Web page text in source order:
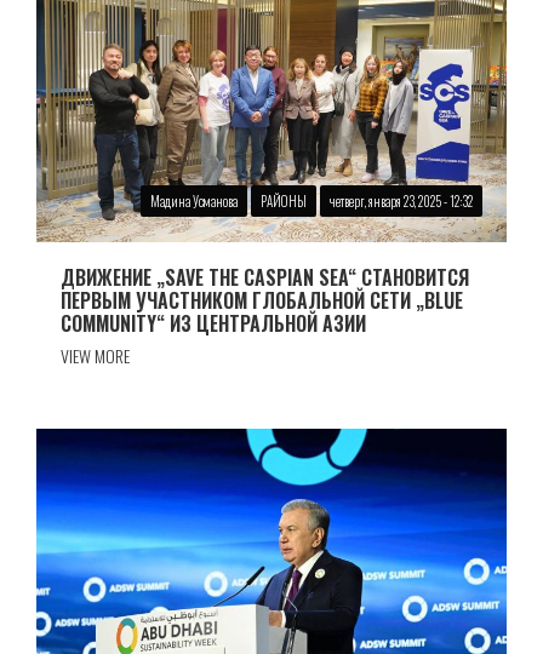
Мадина Усманова РАЙОНЫ четверг, января 23, 2025 - 12:32
ДВИЖЕНИЕ „SAVE THE CASPIAN SEA“ СТАНОВИТСЯ
ПЕРВЫМ УЧАСТНИКОМ ГЛОБАЛЬНОЙ СЕТИ „BLUE
COMMUNITY“ ИЗ ЦЕНТРАЛЬНОЙ АЗИИ
VIEW MORE